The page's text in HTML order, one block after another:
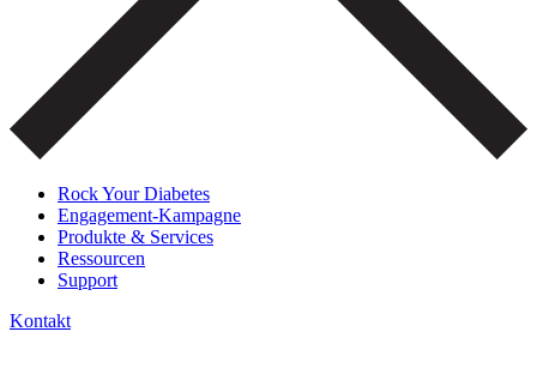
Rock Your Diabetes
Engagement-Kampagne
Produkte & Services
Ressourcen
Support
Kontakt